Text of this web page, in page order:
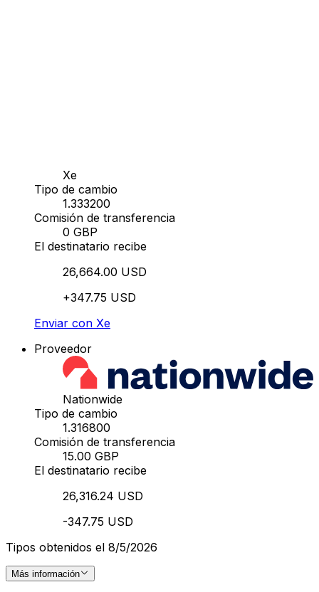
Xe
Tipo de cambio
1.333200
Comisión de transferencia
0 GBP
El destinatario recibe
26,664.00 USD
+347.75 USD
Enviar con Xe
Proveedor
Nationwide
Tipo de cambio
1.316800
Comisión de transferencia
15.00 GBP
El destinatario recibe
26,316.24 USD
-347.75 USD
Tipos obtenidos el 8/5/2026
Más información